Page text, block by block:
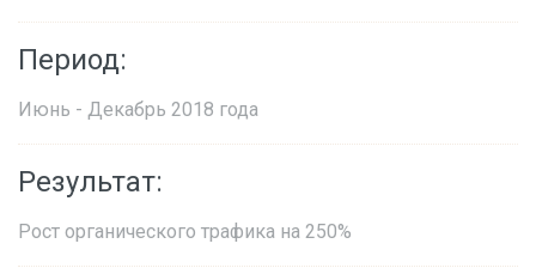
Период:
Июнь - Декабрь 2018 года
Результат:
Рост органического трафика на 250%